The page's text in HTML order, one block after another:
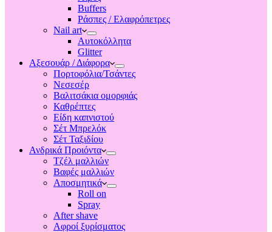
Buffers
Ράσπες / Ελαφρόπετρες
Nail art
Αυτοκόλλητα
Glitter
Αξεσουάρ / Διάφορα
Πορτοφόλια/Τσάντες
Νεσεσέρ
Βαλιτσάκια ομορφιάς
Καθρέπτες
Είδη καπνιστού
Σέτ Μπρελόκ
Σέτ Ταξιδίου
Ανδρικά Προιόντα
Τζέλ μαλλιών
Βαφές μαλλιών
Αποσμητικά
Roll on
Spray
After shave
Αφροί ξυρίσματος